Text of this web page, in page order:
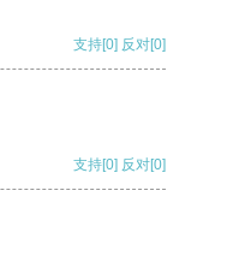
支持[0] 反对[0]
支持[0] 反对[0]